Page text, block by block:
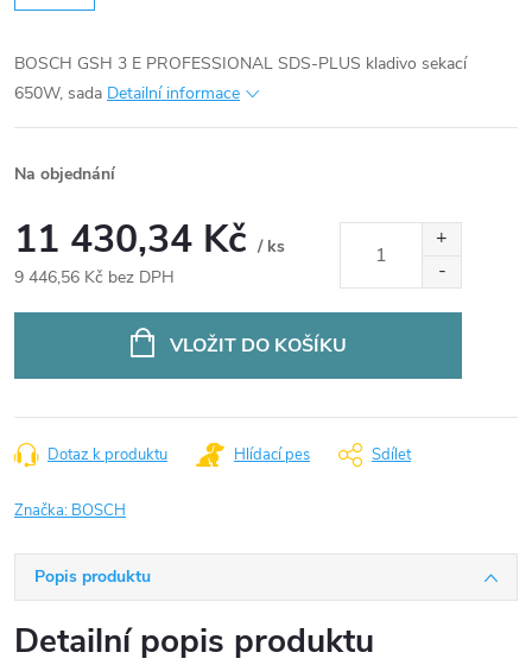
BOSCH GSH 3 E PROFESSIONAL SDS-PLUS kladivo sekací
650W, sada Detailní informace
Na objednání
11 430,34 Kč / ks
9 446,56 Kč bez DPH
VLOŽIT DO KOŠÍKU
Dotaz k produktu Hlídací pes Sdílet
Značka: BOSCH
Popis produktu
Detailní popis produktu